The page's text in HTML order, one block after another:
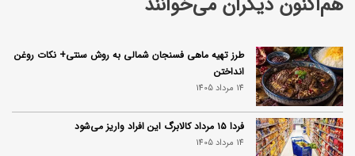
طرز تهیه ماهی فسنجان شمالی به روش سنتی+ نکات روغن
انداختن
14 مرداد 1405
فردا ۱۵ مرداد کالابرگ این افراد واریز می‌شود
14 مرداد 1405